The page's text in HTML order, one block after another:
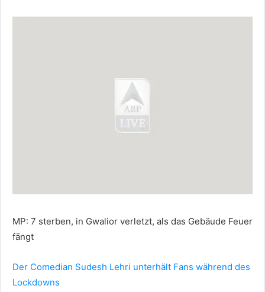
MP: 7 sterben, in Gwalior verletzt, als das Gebäude Feuer
fängt
Der Comedian Sudesh Lehri unterhält Fans während des
Lockdowns